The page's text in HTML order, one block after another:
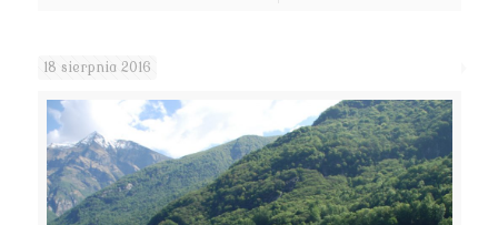
18 sierpnia 2016